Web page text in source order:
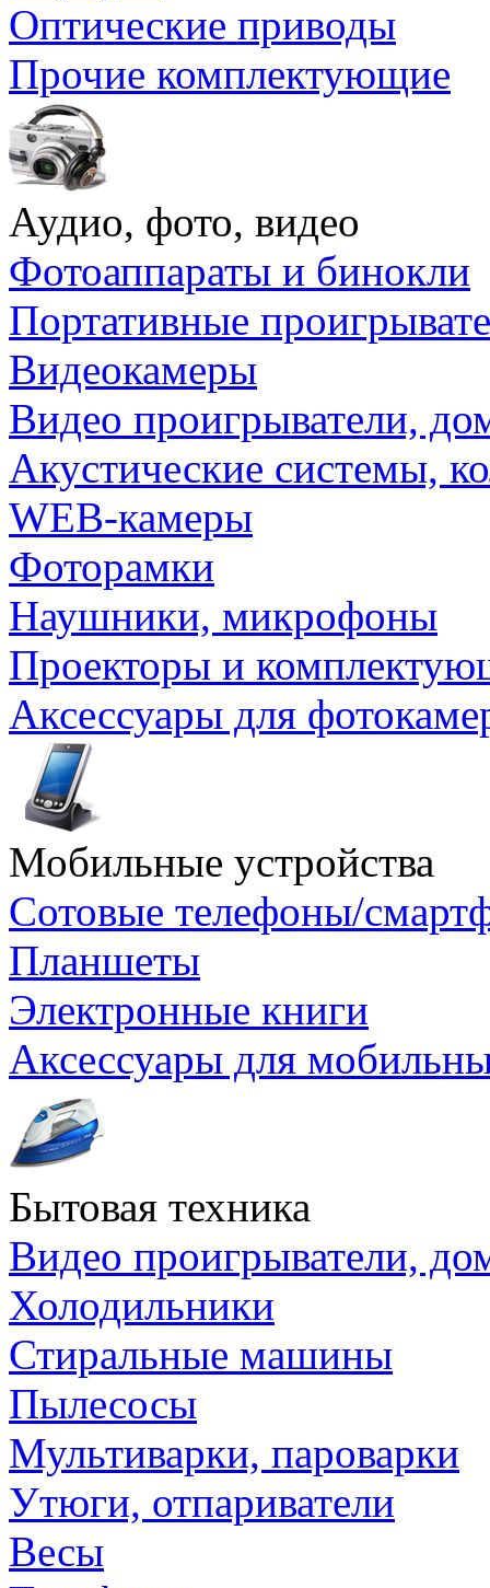
Оптические приводы
Прочие комплектующие
Аудио, фото, видео
Фотоаппараты и бинокли
Портативные
Видеокамеры
Видео проигрыватели,
Акустические системы,
WEB-камеры
Фоторамки
Наушники, микрофоны
Проекторы и
Аксессуары для
Мобильные устройства
Сотовые телефоны/
Планшеты
Электронные книги
Аксессуары для
Бытовая техника
Видео проигрыватели,
Холодильники
Стиральные машины
Пылесосы
Мультиварки, пароварки
Утюги, отпариватели
Весы